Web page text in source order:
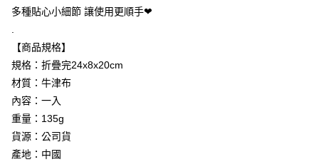
便利好安心！
１．簡單：不需註冊會員、不需綁卡、不需儲值。
３．安心：先確認商品／服務後，再付款。
【「AFTEE先享後付」結帳流程】
１．於結帳方式選擇「AFTEE先享後付」後，將跳轉至「AFTEE先享後付」
結帳頁面，進行簡訊認證並確認金額後，即可完成結帳。
３．收到繳費通知簡訊後14天內，點擊此簡訊中的連結，可透過四大超商／
ATM／網路銀行／等多元方式進行付款，方視為交易完成。
※ 請注意：結帳手續完成當下不需立刻繳費，但若您需要取消訂單，請聯絡
購買商品的店家。未經商家同意取消之訂單仍視為有效，需透過AFTEE先享
全家取貨付款
每筆NT$60，滿NT$399(含以上)免運費
付款後全家取貨
每筆NT$60，滿NT$399(含以上)免運費
7-11取貨付款
每筆NT$60，滿NT$399(含以上)免運費
多種貼心小細節 讓使用更順手❤
【商品規格】
規格：折疊完24x8x20cm
材質：牛津布
內容：一入
重量：135g
貨源：公司貨
產地：中國